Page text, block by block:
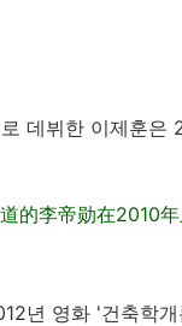
데뷔한 이제훈은
的李帝勋在2010
년 영화 '건축학